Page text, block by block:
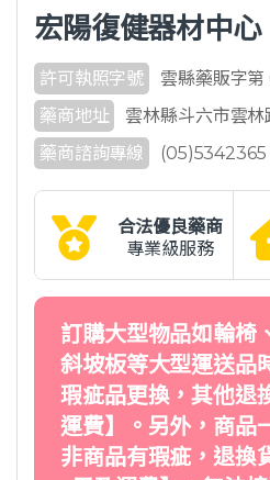
宏陽復健器材中心
許可執照字號
雲縣藥販字
藥商地址
雲林縣斗六市雲
藥商諮詢專線
(05)5342365
合法優良藥商
專業級服務
訂購大型物品如輪椅
斜坡板等大型運送品
瑕疵品更換，其他退
運費】。另外，商品
非商品有瑕疵，退換